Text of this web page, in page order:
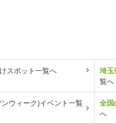
スポット一覧へ 埼玉
覧へ
ウィーク)イベント一覧
全国
へ